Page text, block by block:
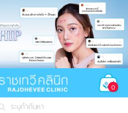
0
ระบุคำค้นหา